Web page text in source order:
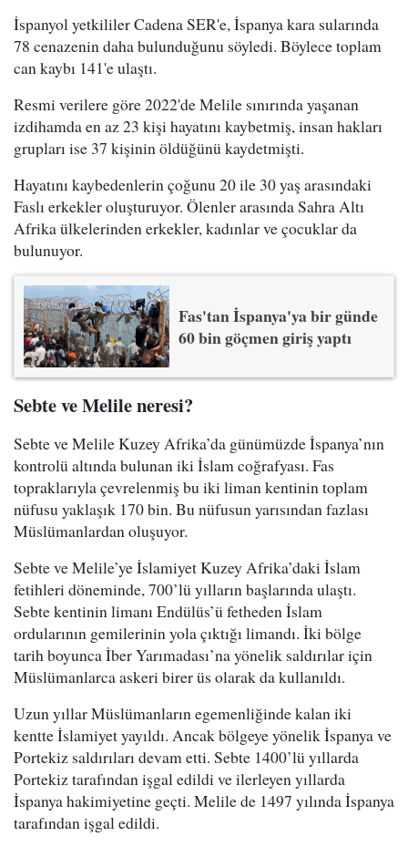
İspanyol yetkililer Cadena SER'e, İspanya kara sularında
78 cenazenin daha bulunduğunu söyledi. Böylece toplam
can kaybı 141'e ulaştı.
Resmi verilere göre 2022'de Melile sınırında yaşanan
izdihamda en az 23 kişi hayatını kaybetmiş, insan hakları
grupları ise 37 kişinin öldüğünü kaydetmişti.
Hayatını kaybedenlerin çoğunu 20 ile 30 yaş arasındaki
Faslı erkekler oluşturuyor. Ölenler arasında Sahra Altı
Afrika ülkelerinden erkekler, kadınlar ve çocuklar da
bulunuyor.
Fas'tan İspanya'ya bir günde
60 bin göçmen giriş yaptı
Sebte ve Melile neresi?
Sebte ve Melile Kuzey Afrika’da günümüzde İspanya’nın
kontrolü altında bulunan iki İslam coğrafyası. Fas
topraklarıyla çevrelenmiş bu iki liman kentinin toplam
nüfusu yaklaşık 170 bin. Bu nüfusun yarısından fazlası
Müslümanlardan oluşuyor.
Sebte ve Melile’ye İslamiyet Kuzey Afrika’daki İslam
fetihleri döneminde, 700’lü yılların başlarında ulaştı.
Sebte kentinin limanı Endülüs’ü fetheden İslam
ordularının gemilerinin yola çıktığı limandı. İki bölge
tarih boyunca İber Yarımadası’na yönelik saldırılar için
Müslümanlarca askeri birer üs olarak da kullanıldı.
Uzun yıllar Müslümanların egemenliğinde kalan iki
kentte İslamiyet yayıldı. Ancak bölgeye yönelik İspanya ve
Portekiz saldırıları devam etti. Sebte 1400’lü yıllarda
Portekiz tarafından işgal edildi ve ilerleyen yıllarda
İspanya hakimiyetine geçti. Melile de 1497 yılında İspanya
tarafından işgal edildi.